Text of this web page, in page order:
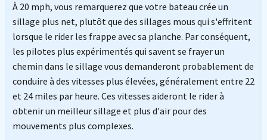
À 20 mph, vous remarquerez que votre bateau crée un
sillage plus net, plutôt que des sillages mous qui s'effritent
lorsque le rider les frappe avec sa planche. Par conséquent,
les pilotes plus expérimentés qui savent se frayer un
chemin dans le sillage vous demanderont probablement de
conduire à des vitesses plus élevées, généralement entre 22
et 24 miles par heure. Ces vitesses aideront le rider à
obtenir un meilleur sillage et plus d'air pour des
mouvements plus complexes.